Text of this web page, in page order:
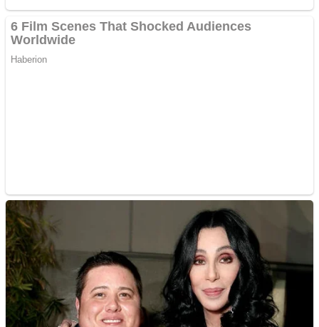
Creez aplicatie
ANDROID pentru siteul
Anuntul tau apare in mai
multe ziare online